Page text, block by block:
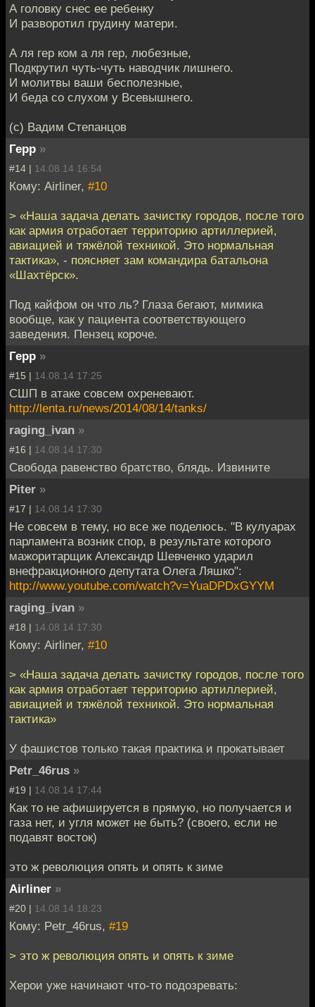
А головку снес ее ребенку
И разворотил грудину матери.
А ля гер ком а ля гер, любезные,
Подкрутил чуть-чуть наводчик лишнего.
И молитвы ваши бесполезные,
И беда со слухом у Всевышнего.
(с) Вадим Степанцов
Герр »
#14 | 14.08.14 16:54
Кому: Airliner, #10
> «Наша задача делать зачистку городов, после того
как армия отработает территорию артиллерией,
авиацией и тяжёлой техникой. Это нормальная
тактика», - поясняет зам командира батальона
«Шахтёрск».
Под кайфом он что ль? Глаза бегают, мимика
вообще, как у пациента соответствующего
заведения. Пензец короче.
Герр »
#15 | 14.08.14 17:25
СШП в атаке совсем охреневают.
http://lenta.ru/news/2014/08/14/tanks/
raging_ivan »
#16 | 14.08.14 17:30
Свобода равенство братство, блядь. Извините
Piter »
#17 | 14.08.14 17:30
Не совсем в тему, но все же поделюсь. "В кулуарах
парламента возник спор, в результате которого
мажоритарщик Александр Шевченко ударил
внефракционного депутата Олега Ляшко":
http://www.youtube.com/watch?v=YuaDPDxGYYM
raging_ivan »
#18 | 14.08.14 17:30
Кому: Airliner, #10
> «Наша задача делать зачистку городов, после того
как армия отработает территорию артиллерией,
авиацией и тяжёлой техникой. Это нормальная
тактика»
У фашистов только такая практика и прокатывает
Petr_46rus »
#19 | 14.08.14 17:44
Как то не афишируется в прямую, но получается и
газа нет, и угля может не быть? (своего, если не
подавят восток)
это ж революция опять и опять к зиме
Airliner »
#20 | 14.08.14 18:23
Кому: Petr_46rus, #19
> это ж революция опять и опять к зиме
Херои уже начинают что-то подозревать: